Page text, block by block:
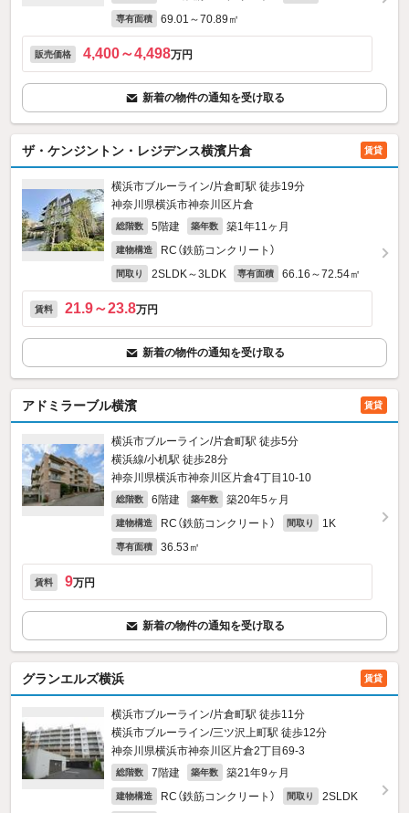
専有面積 69.01～70.89㎡
販売価格 4,400～4,498万円
新着の物件の通知を受け取る
ザ・ケンジントン・レジデンス横濱片倉 賃貸
横浜市ブルーライン/片倉町駅 徒歩19分
神奈川県横浜市神奈川区片倉
総階数 5階建 築年数 築1年11ヶ月
建物構造 RC（鉄筋コンクリート）
間取り 2SLDK～3LDK 専有面積 66.16～72.54㎡
賃料 21.9～23.8万円
新着の物件の通知を受け取る
アドミラーブル横濱 賃貸
横浜市ブルーライン/片倉町駅 徒歩5分
横浜線/小机駅 徒歩28分
神奈川県横浜市神奈川区片倉4丁目10-10
総階数 6階建 築年数 築20年5ヶ月
建物構造 RC（鉄筋コンクリート） 間取り 1K
専有面積 36.53㎡
賃料 9万円
新着の物件の通知を受け取る
グランエルズ横浜 賃貸
横浜市ブルーライン/片倉町駅 徒歩11分
横浜市ブルーライン/三ツ沢上町駅 徒歩12分
神奈川県横浜市神奈川区片倉2丁目69-3
総階数 7階建 築年数 築21年9ヶ月
建物構造 RC（鉄筋コンクリート） 間取り 2SLDK